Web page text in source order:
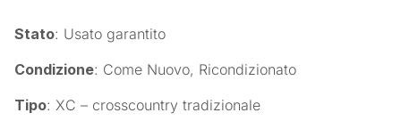
Stato: Usato garantito
Condizione: Come Nuovo, Ricondizionato
Tipo: XC – crosscountry tradizionale